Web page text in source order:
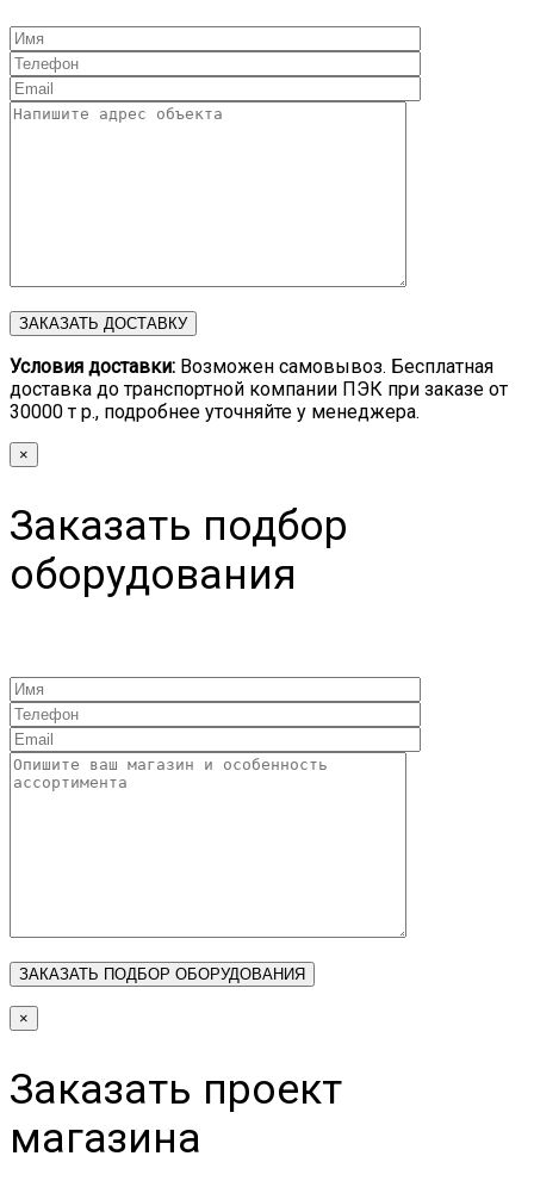
Условия доставки: Возможен самовывоз. Бесплатная
доставка до транспортной компании ПЭК при заказе от
30000 т р., подробнее уточняйте у менеджера.
×
Заказать подбор
оборудования
×
Заказать проект
магазина